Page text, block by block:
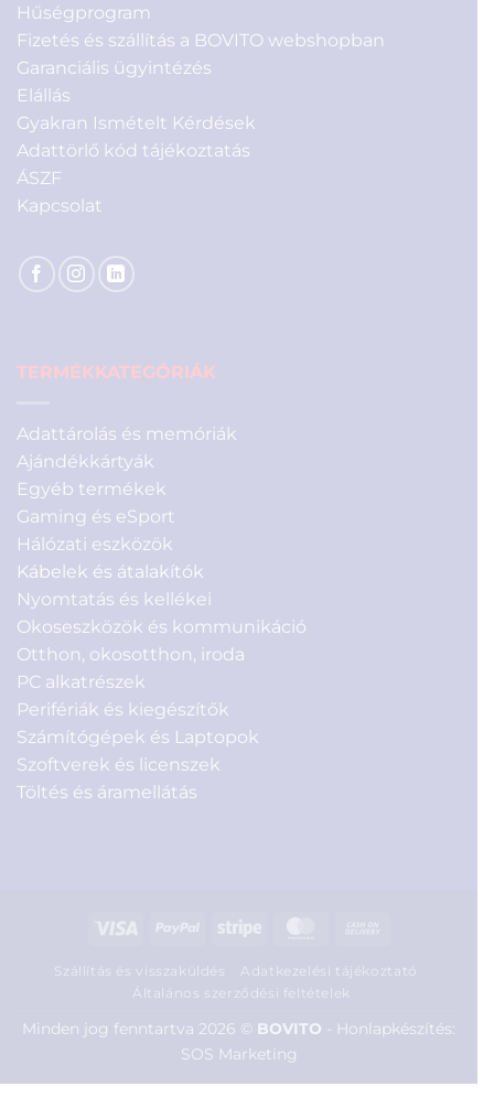
Hűségprogram
Fizetés és szállítás a BOVITO webshopban
Garanciális ügyintézés
Elállás
Gyakran Ismételt Kérdések
Adattörlő kód tájékoztatás
ÁSZF
Kapcsolat
TERMÉKKATEGÓRIÁK
Adattárolás és memóriák
Ajándékkártyák
Egyéb termékek
Gaming és eSport
Hálózati eszközök
Kábelek és átalakítók
Nyomtatás és kellékei
Okoseszközök és kommunikáció
Otthon, okosotthon, iroda
PC alkatrészek
Perifériák és kiegészítők
Számítógépek és Laptopok
Szoftverek és licenszek
Töltés és áramellátás
Visa PayPal Stripe MasterCard
Delivery
Szállítás és visszaküldés
Adatkezelési tájékoztató
Általános szerződési feltételek
Minden jog fenntartva 2026 © BOVITO - Honlapkészítés:
SOS Marketing